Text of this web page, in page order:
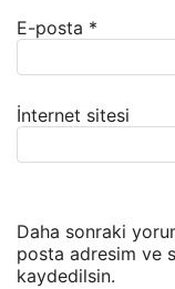
E-posta *
İnternet sitesi
Daha sonraki
posta adresim ve
kaydedilsin.